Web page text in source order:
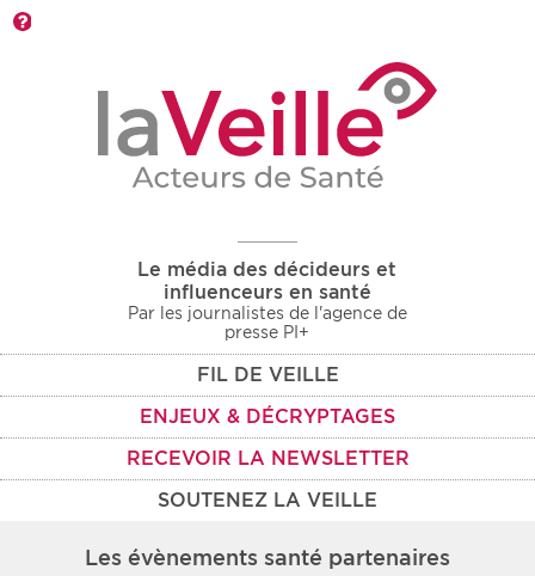
Le média des décideurs et
influenceurs en santé
Par les journalistes de l'agence de
presse PI+
FIL DE VEILLE
ENJEUX & DÉCRYPTAGES
RECEVOIR LA NEWSLETTER
SOUTENEZ LA VEILLE
Les évènements santé partenaires